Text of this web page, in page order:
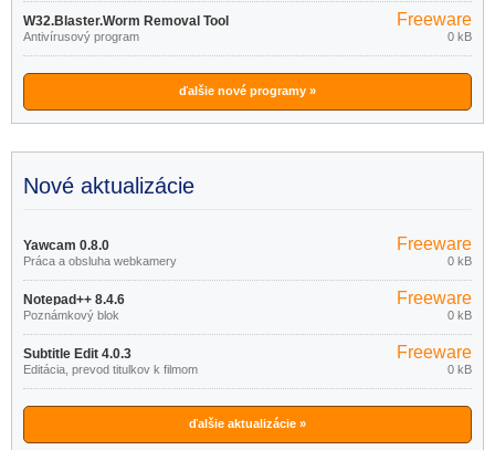
W32.Blaster.Worm Removal Tool
1.0.0
Antivírusový program
Freeware
0 kB
ďalšie nové programy »
Nové aktualizácie
Yawcam 0.8.0
Práca a obsluha webkamery
Freeware
0 kB
Notepad++ 8.4.6
Poznámkový blok
Freeware
0 kB
Subtitle Edit 4.0.3
Editácia, prevod titulkov k filmom
Freeware
0 kB
ďalšie aktualizácie »